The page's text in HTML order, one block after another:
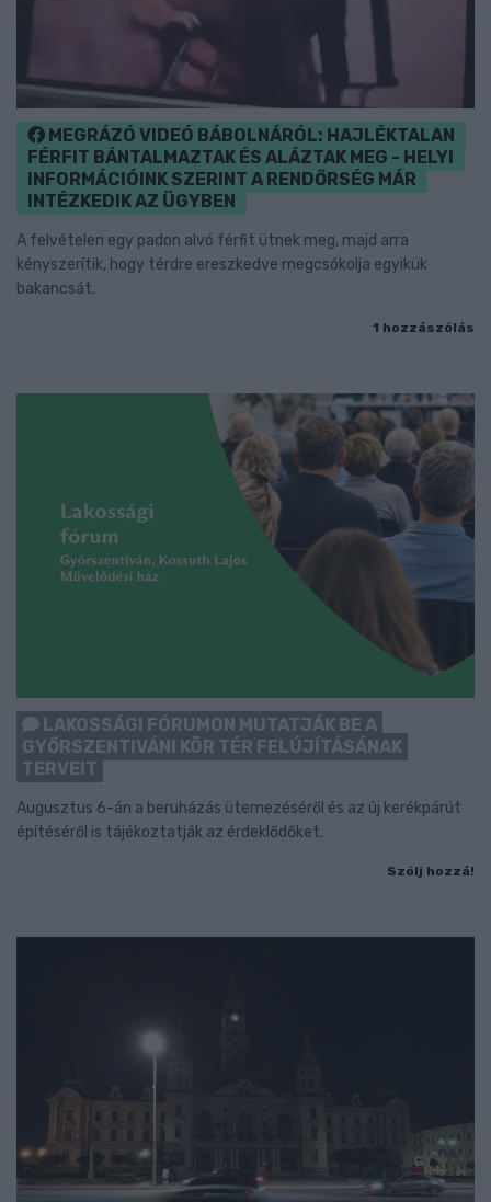
MEGRÁZÓ VIDEÓ BÁBOLNÁRÓL: HAJLÉKTALAN
FÉRFIT BÁNTALMAZTAK ÉS ALÁZTAK MEG - HELYI
INFORMÁCIÓINK SZERINT A RENDŐRSÉG MÁR
INTÉZKEDIK AZ ÜGYBEN
A felvételen egy padon alvó férfit ütnek meg, majd arra
kényszerítik, hogy térdre ereszkedve megcsókolja egyikük
bakancsát.
1 hozzászólás
LAKOSSÁGI FÓRUMON MUTATJÁK BE A
GYŐRSZENTIVÁNI KÖR TÉR FELÚJÍTÁSÁNAK
TERVEIT
Augusztus 6-án a beruházás ütemezéséről és az új kerékpárút
építéséről is tájékoztatják az érdeklődőket.
Szólj hozzá!